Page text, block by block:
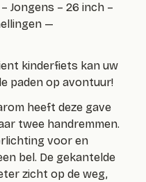
Jongens – 26 inch –
—
kinderfiets kan uw
paden op avontuur!
heeft deze gave
twee handremmen.
voor en
bel. De gekantelde
zicht op de weg,